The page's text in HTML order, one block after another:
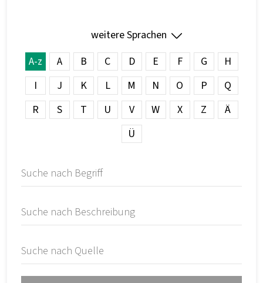
weitere Sprachen
A-z
A B C D E F G
H
I
J K L M N O P
Q
R
S T U V W X Z
Ä
Ü